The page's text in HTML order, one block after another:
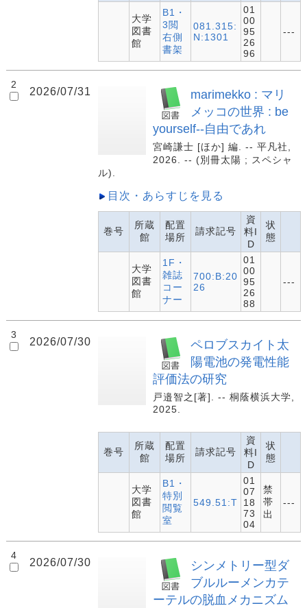
大学
図書
館
B1・
3閲
右側
書架
081.315:
N:1301
01
00
95
26
96
---
2
2026/07/31
marimekko : マリ
メッコの世界 : be
yourself--自由であれ
宮崎謙士 [ほか] 編. -- 平凡社,
2026. -- (別冊太陽 ; スペシャ
ル).
目次・あらすじを見る
巻号
所蔵
館
配置
場所
請求記号
資
料I
D
状
態
大学
図書
館
1F・
雑誌
コー
ナー
700:B:20
26
01
00
95
26
88
---
3
2026/07/30
ペロブスカイト太
陽電池の発電性能
評価法の研究
戸邉智之[著]. -- 桐蔭横浜大学,
2025.
巻号
所蔵
館
配置
場所
請求記号
資
料I
D
状
態
大学
図書
館
B1・
特別
閲覧
室
549.51:T
01
07
18
73
04
禁
帯
出
---
4
2026/07/30
シンメトリー型ダ
ブルルーメンカテ
ーテルの脱血メカニズム